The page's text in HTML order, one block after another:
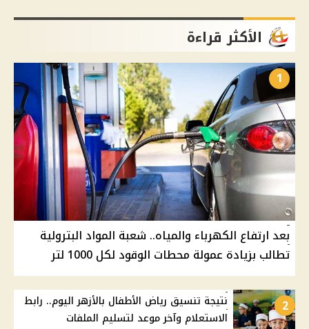
الأكثر قراءة
1
بعد ارتفاع الكهرباء والمياه.. شعبة المواد البترولية
تطالب بزيادة عمولة محطات الوقود لكل 1000 لتر
2
نتيجة تنسيق رياض الأطفال بالأزهر اليوم.. رابط
الاستعلام وآخر موعد لتسليم الملفات